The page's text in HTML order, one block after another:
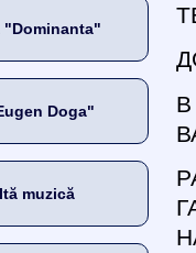
"Dominanta"
Doga"
muzică